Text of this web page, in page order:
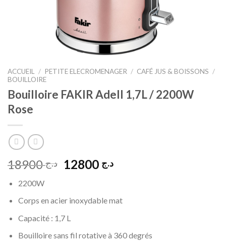
ACCUEIL / PETITE ELECROMENAGER / CAFÉ JUS & BOISSONS /
BOUILLOIRE
Bouilloire FAKIR Adell 1,7L / 2200W
Rose
د.ج18900
Le
était :
د.جLe
est :
2200W
Corps en acier inoxydable mat
Capacité : 1,7 L
Bouilloire sans fil rotative à 360 degrés